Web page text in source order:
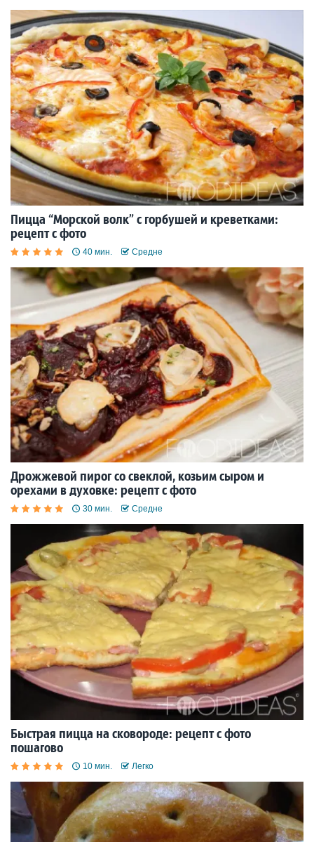
Пицца “Морской волк” с горбушей и креветками:
рецепт с фото
40 мин. Средне
Дрожжевой пирог со свеклой, козьим сыром и
орехами в духовке: рецепт с фото
30 мин. Средне
Быстрая пицца на сковороде: рецепт с фото
пошагово
10 мин. Легко